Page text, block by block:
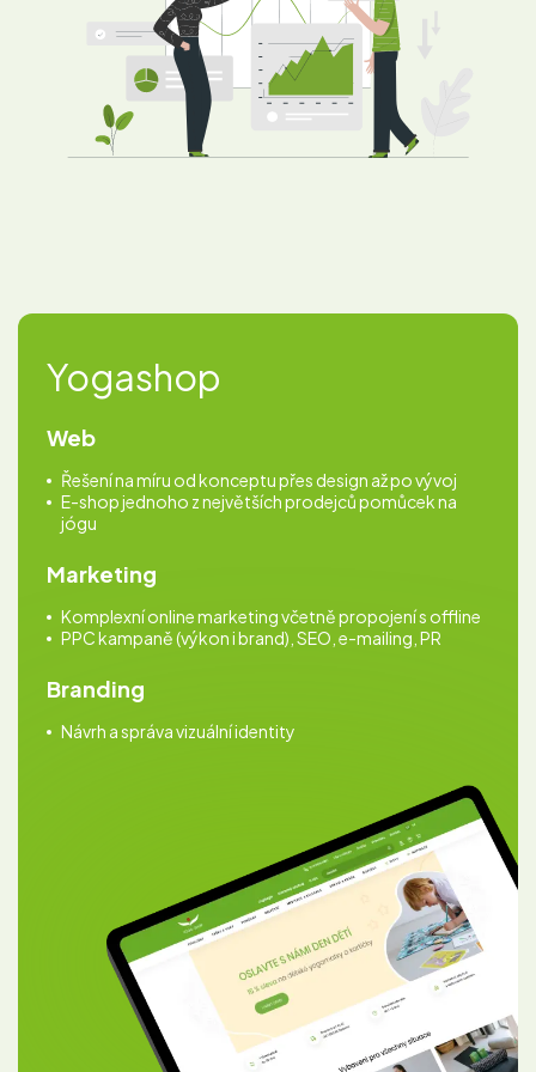
Yogashop
Web
Řešení na míru od konceptu přes design až po vývoj
E-shop jednoho z největších prodejců pomůcek na
jógu
Marketing
Komplexní online marketing včetně propojení s offline
PPC kampaně (výkon i brand), SEO, e-mailing, PR
Branding
Návrh a správa vizuální identity